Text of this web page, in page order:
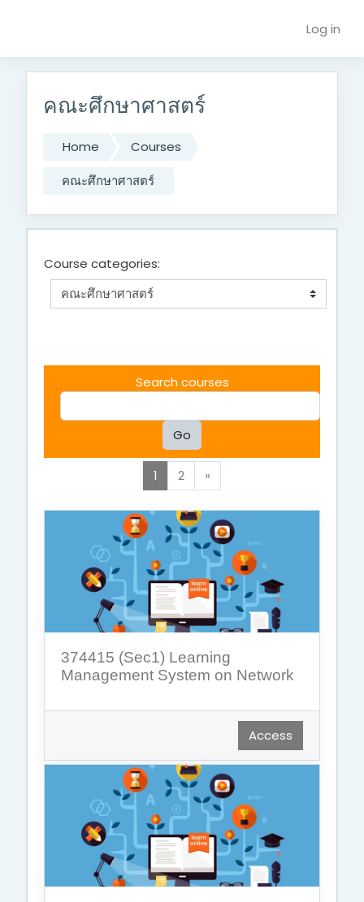
Log in
คณะศึกษาศาสตร์
Home
Courses
คณะศึกษาศาสตร์
Course categories:
Search courses
Go
1 (current)
2 »
374415 (Sec1) Learning
Management System on Network
Access